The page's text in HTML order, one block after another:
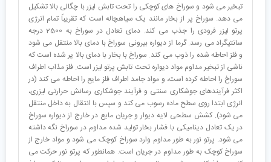
تبخیر می شود و سوراخ های کوچکی را تحت تابش لیزر با چگالی بالا تشکیل
می دهد. سوراخ پر از بخار مانند یک سیاهچاله است که تقریباً تمام انرژی
پرتو لیزر فرودی را جذب می کند. دمای تعادل در سوراخ به 2500 درجه
سانتیگراد می رسد. گرما از دیواره بیرونی سوراخ با دمای بالا منتقل می شود
و فلز احاطه شده را ذوب می کند. سوراخ با بخار با دمای بالا پر شده است که
ناشی از تبخیر مداوم مواد دیواره تحت تابش پرتو لیزر است. فلز مذاب اطراف
سوراخ را احاطه کرده است، و مواد جامد اطراف فلز مایع را احاطه می کند (در
اکثر فرآیندهای جوشکاری سنتی و فرآیند جوشکاری رسانش حرارتی لیزری،
انرژی ابتدا روی سطح ماده رسوب می کند و سپس با انتقال به داخل منتقل
می شود). کشش سطحی لایه دیوار و جریان مایع در خارج از دیواره سوراخ
در یک تعادل دینامیکی با فشار بخار تولید شده مداوم در سوراخ نگه داشته
می شود. پرتو نور به طور مداوم وارد سوراخ کوچک می شود و مواد خارج از
سوراخ کوچک به طور مداوم در جریان است. همانطور که پرتو نور حرکت می